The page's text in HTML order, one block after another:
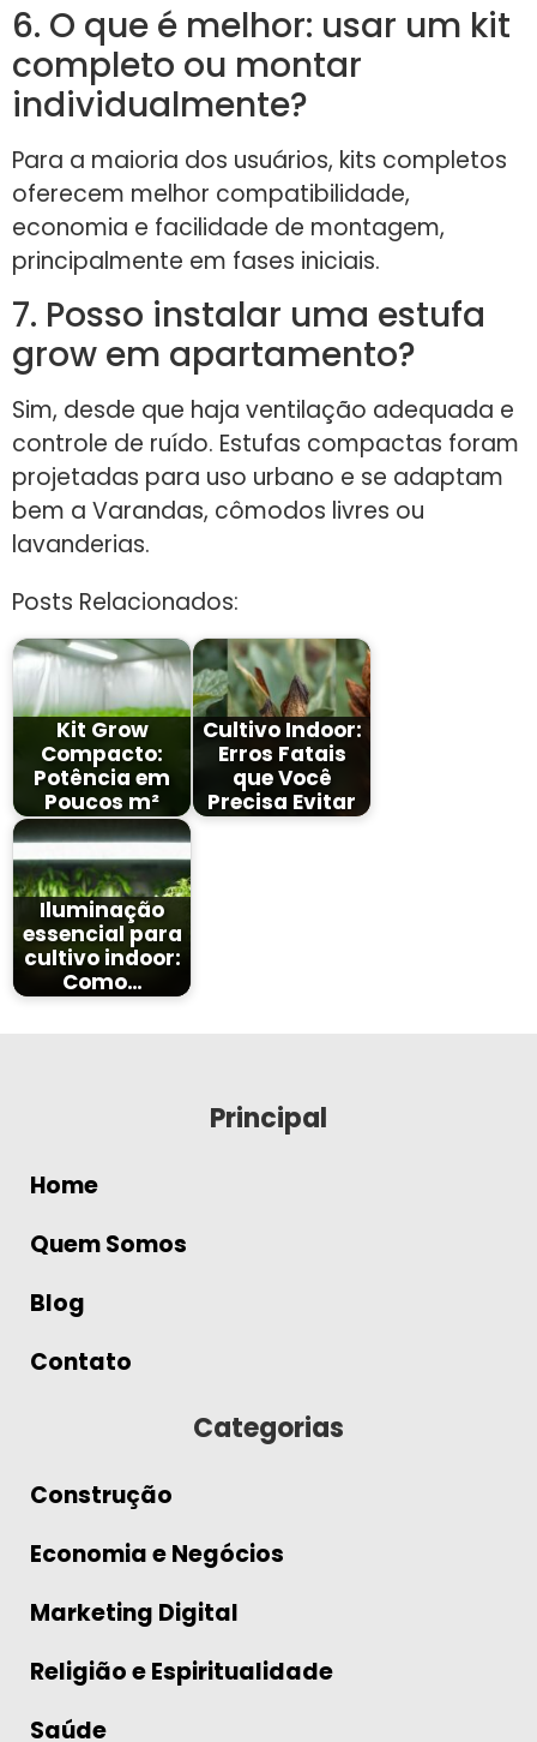
6. O que é melhor: usar um kit
completo ou montar
individualmente?
Para a maioria dos usuários, kits completos
oferecem melhor compatibilidade,
economia e facilidade de montagem,
principalmente em fases iniciais.
7. Posso instalar uma estufa
grow em apartamento?
Sim, desde que haja ventilação adequada e
controle de ruído. Estufas compactas foram
projetadas para uso urbano e se adaptam
bem a Varandas, cômodos livres ou
lavanderias.
Posts Relacionados:
Kit Grow
Compacto:
Potência em
Poucos m²
Cultivo Indoor:
Erros Fatais
que Você
Precisa Evitar
Iluminação
essencial para
cultivo indoor:
Como…
Principal
Home
Quem Somos
Blog
Contato
Categorias
Construção
Economia e Negócios
Marketing Digital
Religião e Espiritualidade
Saúde